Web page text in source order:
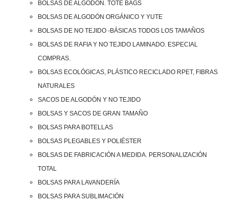
BOLSAS DE ALGODÓN. TOTE BAGS
BOLSAS DE ALGODÓN ORGÁNICO Y YUTE
BOLSAS DE NO TEJIDO -BÁSICAS TODOS LOS TAMAÑOS
BOLSAS DE RAFIA Y NO TEJIDO LAMINADO. ESPECIAL
COMPRAS.
BOLSAS ECOLÓGICAS, PLÁSTICO RECICLADO RPET, FIBRAS
NATURALES
SACOS DE ALGODÓN Y NO TEJIDO
BOLSAS Y SACOS DE GRAN TAMAÑO
BOLSAS PARA BOTELLAS
BOLSAS PLEGABLES Y POLIÉSTER
BOLSAS DE FABRICACIÓN A MEDIDA. PERSONALIZACIÓN
TOTAL
BOLSAS PARA LAVANDERÍA
BOLSAS PARA SUBLIMACIÓN